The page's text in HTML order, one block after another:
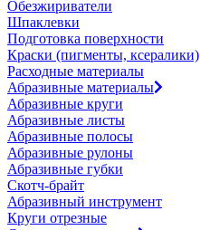
Обезжириватели
Шпаклевки
Подготовка поверхности
Краски (пигменты, ксералики)
Расходные материалы
Абразивные материалы
Абразивные круги
Абразивные листы
Абразивные полосы
Абразивные рулоны
Абразивные губки
Скотч-брайт
Абразивный инструмент
Круги отрезные